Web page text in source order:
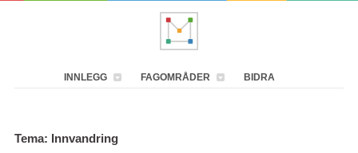
INNLEGG FAGOMRÅDER BIDRA
Tema: Innvandring